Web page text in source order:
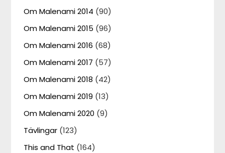
Om Malenami 2014 (90)
Om Malenami 2015 (96)
Om Malenami 2016 (68)
Om Malenami 2017 (57)
Om Malenami 2018 (42)
Om Malenami 2019 (13)
Om Malenami 2020 (9)
Tävlingar (123)
This and That (164)